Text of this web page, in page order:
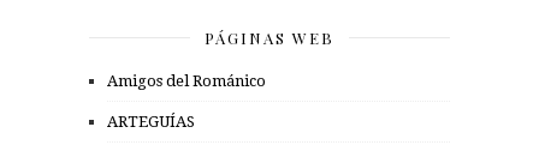
PÁGINAS WEB
Amigos del Románico
ARTEGUÍAS